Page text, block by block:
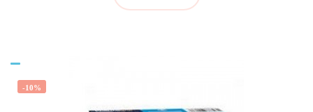
-10%